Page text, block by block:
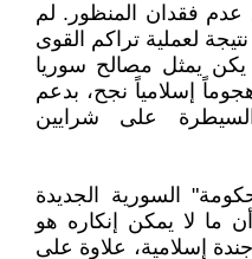
فقدان المنظور. لم
لعملية تراكم القوى
يكن يمثل مصالح سوريا
هجوماً إسلامياً نجح، بدعم
على شرايين
السورية الجديدة
أن ما لا يمكن إنكاره هو
إسلامية، علاوة على